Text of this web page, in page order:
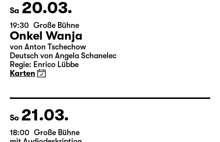
Karten
Sa 20.03.
19:30 Große Bühne
Onkel Wanja
Regie: Enrico Lübbe
Karten